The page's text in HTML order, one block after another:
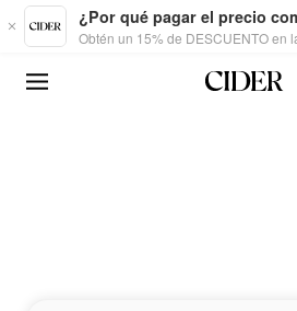
Skip to main content
¿Por qué pagar el precio
Obtén un 15% de DESCUENTO en